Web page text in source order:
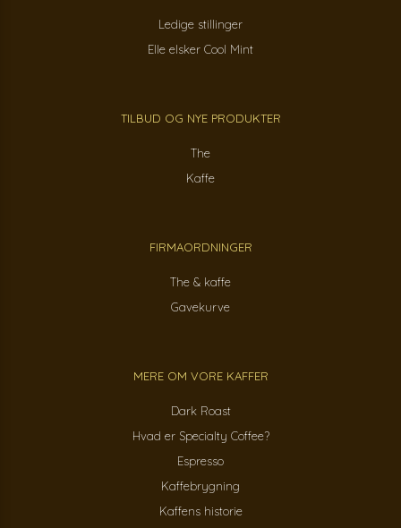
Ledige stillinger
Elle elsker Cool Mint
TILBUD OG NYE PRODUKTER
The
Kaffe
FIRMAORDNINGER
The & kaffe
Gavekurve
MERE OM VORE KAFFER
Dark Roast
Hvad er Specialty Coffee?
Espresso
Kaffebrygning
Kaffens historie